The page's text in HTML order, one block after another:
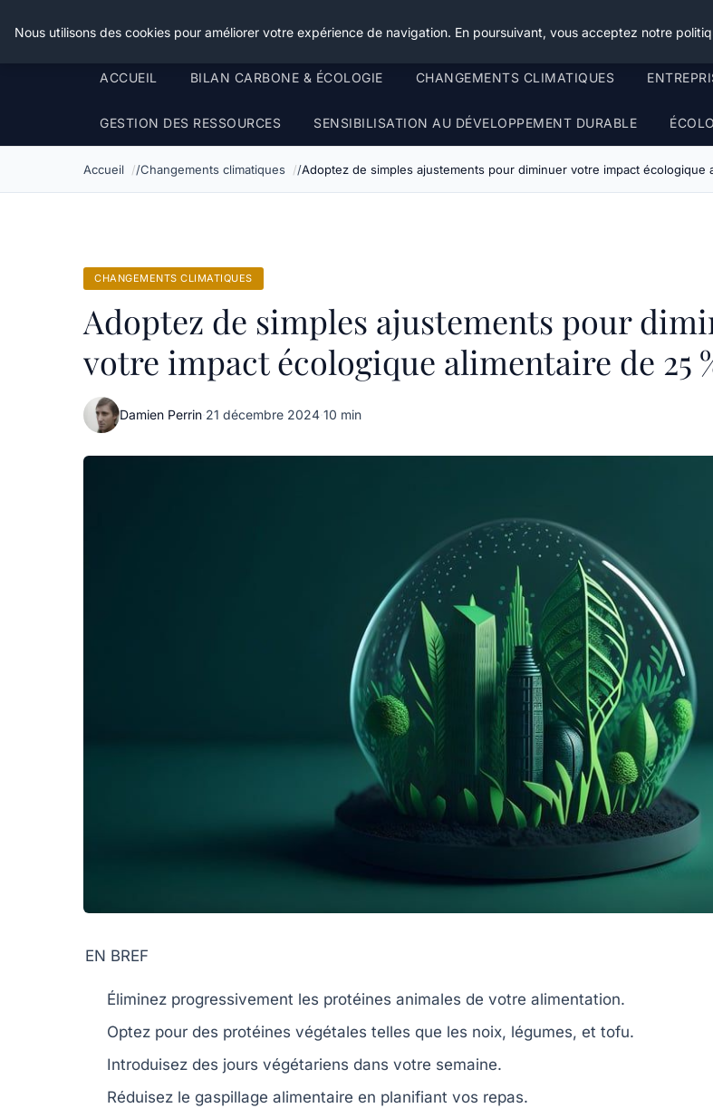
Happy Calyx Farmer
ACCUEIL BILAN CARBONE & ÉCOLOGIE CHANGEMENTS CLIMATIQUES
GESTION DES RESSOURCES SENSIBILISATION AU DÉVELOPPEMENT DURABLE
Accueil Changements climatiques Adoptez de simples ajustements pour diminuer votre impact écologique
CHANGEMENTS CLIMATIQUES
Adoptez de simples ajustements pour
votre impact écologique alimentaire de 25
Damien Perrin·21 décembre 2024·10 min
EN BREF
Éliminez progressivement les protéines animales de votre alimentation.
Optez pour des protéines végétales telles que les noix, légumes, et tofu.
Introduisez des jours végétariens dans votre semaine.
Réduisez le gaspillage alimentaire en planifiant vos repas.
Nous utilisons des cookies pour améliorer votre expérience de navigation. En poursuivant, vous acceptez notre